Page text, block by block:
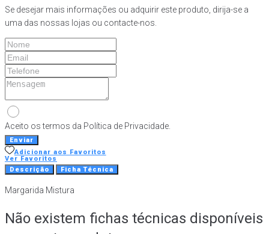
Se desejar mais informações ou adquirir este produto, dirija-se a
uma das nossas lojas ou contacte-nos.
Aceito os termos da Política de Privacidade.
Enviar
Adicionar aos Favoritos
Ver Favoritos
Descrição
Ficha Técnica
Margarida Mistura
Não existem fichas técnicas disponíveis